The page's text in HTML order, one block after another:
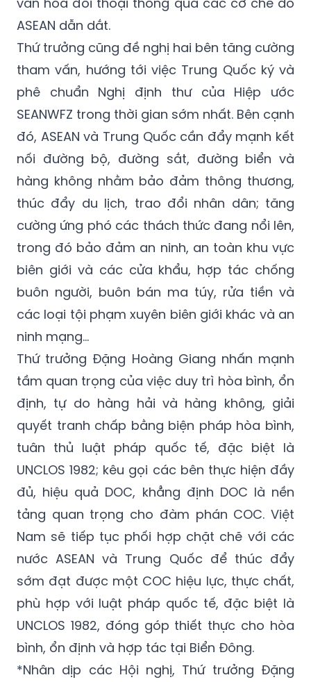
ASEAN dẫn dắt.
Thứ trưởng cũng đề nghị hai bên tăng cường
tham vấn, hướng tới việc Trung Quốc ký và
phê chuẩn Nghị định thư của Hiệp ước
SEANWFZ trong thời gian sớm nhất. Bên cạnh
đó, ASEAN và Trung Quốc cần đẩy mạnh kết
nối đường bộ, đường sắt, đường biển và
hàng không nhằm bảo đảm thông thương,
thúc đẩy du lịch, trao đổi nhân dân; tăng
cường ứng phó các thách thức đang nổi lên,
trong đó bảo đảm an ninh, an toàn khu vực
biên giới và các cửa khẩu, hợp tác chống
buôn người, buôn bán ma túy, rửa tiền và
các loại tội phạm xuyên biên giới khác và an
ninh mạng…
Thứ trưởng Đặng Hoàng Giang nhấn mạnh
tầm quan trọng của việc duy trì hòa bình, ổn
định, tự do hàng hải và hàng không, giải
quyết tranh chấp bằng biện pháp hòa bình,
tuân thủ luật pháp quốc tế, đặc biệt là
UNCLOS 1982; kêu gọi các bên thực hiện đầy
đủ, hiệu quả DOC, khẳng định DOC là nền
tảng quan trọng cho đàm phán COC. Việt
Nam sẽ tiếp tục phối hợp chặt chẽ với các
nước ASEAN và Trung Quốc để thúc đẩy
sớm đạt được một COC hiệu lực, thực chất,
phù hợp với luật pháp quốc tế, đặc biệt là
UNCLOS 1982, đóng góp thiết thực cho hòa
bình, ổn định và hợp tác tại Biển Đông.
*Nhân dịp các Hội nghị, Thứ trưởng Đặng